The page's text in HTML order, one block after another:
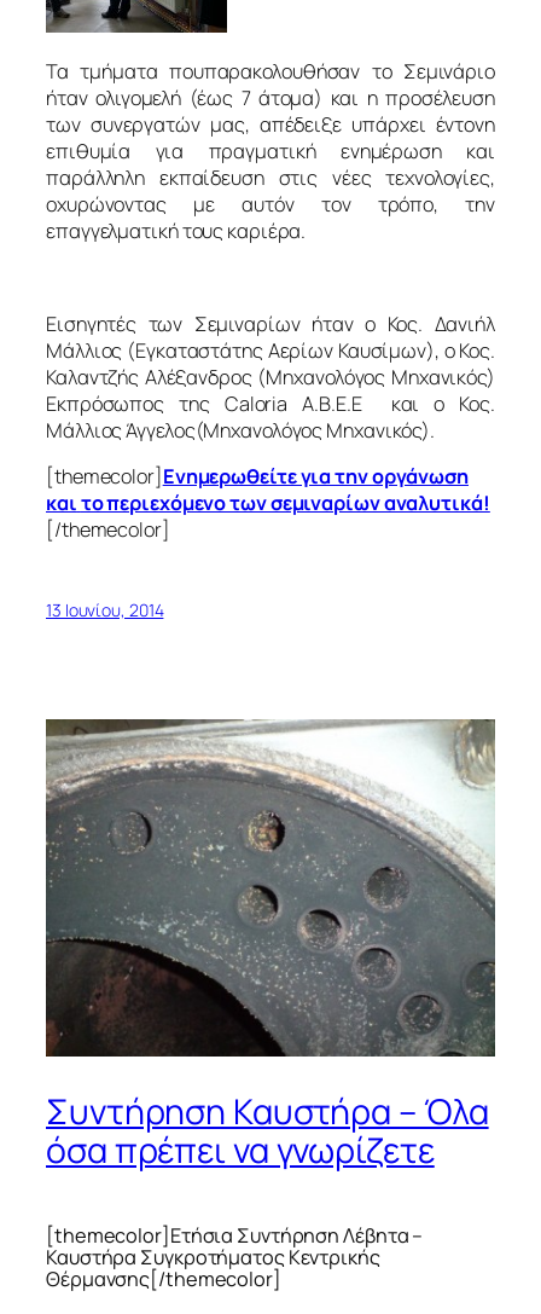
Τα τμήματα πουπαρακολουθήσαν το Σεμινάριο
ήταν ολιγομελή (έως 7 άτομα) και η προσέλευση
των συνεργατών μας, απέδειξε υπάρχει έντονη
επιθυμία για πραγματική ενημέρωση και
παράλληλη εκπαίδευση στις νέες τεχνολογίες,
οχυρώνοντας με αυτόν τον τρόπο, την
επαγγελματική τους καριέρα.
Εισηγητές των Σεμιναρίων ήταν ο Κος. Δανιήλ
Μάλλιος (Εγκαταστάτης Αερίων Καυσίμων), ο Κος.
Καλαντζής Αλέξανδρος (Μηχανολόγος Μηχανικός)
Εκπρόσωπος της Caloria Α.Β.Ε.Ε και ο Κος.
Μάλλιος Άγγελος(Μηχανολόγος Μηχανικός).
[themecolor]Ενημερωθείτε γιατην οργάνωση
καιτο περιεχόμενο των σεμιναρίων αναλυτικά!
[/themecolor]
13 Ιουνίου, 2014
Συντήρηση Καυστήρα – Όλα
όσα πρέπει να γνωρίζετε
[themecolor]Ετήσια Συντήρηση Λέβητα –
Καυστήρα Συγκροτήματος Κεντρικής
Θέρμανσης[/themecolor]